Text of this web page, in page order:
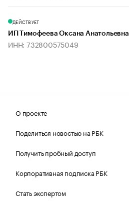
ДЕЙСТВУЕТ
ИП Тимофеева Оксана Анатольевна
ИНН: 732800575049
О проекте
Поделиться новостью на РБК
Получить пробный доступ
Корпоративная подписка РБК
Стать экспертом